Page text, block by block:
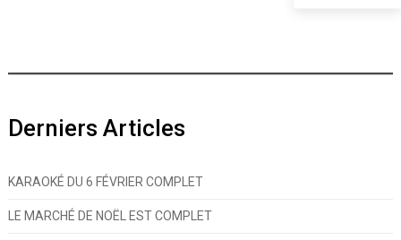
Derniers Articles
KARAOKÉ DU 6 FÉVRIER COMPLET
LE MARCHÉ DE NOËL EST COMPLET